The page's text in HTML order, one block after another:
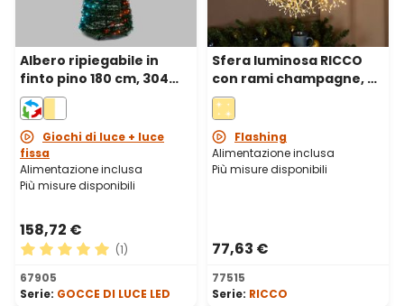
Albero ripiegabile in
finto pino 180 cm, 304
Gocce di Luce Pixel led
RGB cambiacolore
Giochi di luce + luce
fissa
Alimentazione inclusa
Più misure disponibili
158,72 €
Valutazione media di 5 su 5 stelle
(1)
67905
Serie: GOCCE DI LUCE LED
Sfera luminosa RICCO
con rami champagne, Ø
50 cm, 912 microled
bianco caldo e bianco
freddo, uso interno
Flashing
Alimentazione inclusa
Più misure disponibili
77,63 €
77515
Serie: RICCO